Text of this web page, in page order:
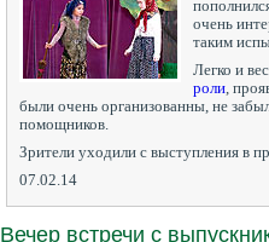
очень
таким
Легко и
роли ,
были очень организованны, не
помощников.
Зрители уходили с выступления в
07.02.14
Вечер встречи с